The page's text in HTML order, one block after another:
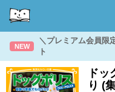
NEW
＼プレミアム会員限
ト
ド
り (